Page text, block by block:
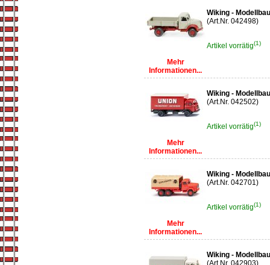
Mehr
Informationen...
Wiking -
(Art.Nr. 042498)
Artikel vorrätig(1)
Mehr
Informationen...
Wiking -
(Art.Nr. 042502)
Artikel vorrätig(1)
Mehr
Informationen...
Wiking -
(Art.Nr. 042701)
Artikel vorrätig(1)
Wiking -
(Art.Nr. 042903)